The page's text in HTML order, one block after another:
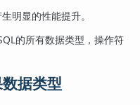
明显的性能提升。
的所有数据类型，操作符
据类型